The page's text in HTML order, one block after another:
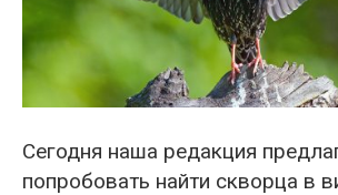
Сегодня наша редакция
попробовать найти скворца в